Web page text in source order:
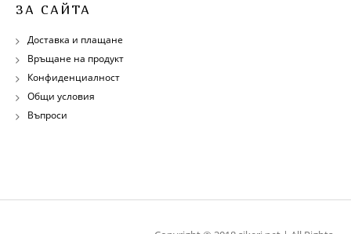
ЗА САЙТА
Доставка и плащане
Връщане на продукт
Конфиденциалност
Общи условия
Въпроси